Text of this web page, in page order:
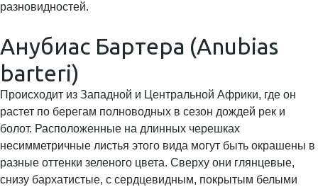
разновидностей.
Анубиас Бартера (Anubias
barteri)
Происходит из Западной и Центральной Африки, где он
растет по берегам полноводных в сезон дождей рек и
болот. Расположенные на длинных черешках
несимметричные листья этого вида могут быть окрашены в
разные оттенки зеленого цвета. Сверху они глянцевые,
снизу бархатистые, с сердцевидным, покрытым белыми